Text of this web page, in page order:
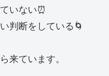
いない⏰
判断をしている🌀
来ています。